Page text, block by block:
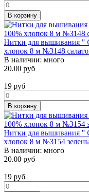
В корзину
Нитки для вышивания "
хлопок 8 м №3148
В наличии: много
20.00 руб
19 руб
В корзину
Нитки для вышивания "
хлопок 8 м №3154
В наличии: много
20.00 руб
19 руб